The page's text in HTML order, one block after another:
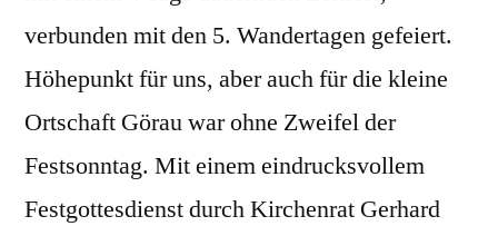
verbunden mit den 5. Wandertagen gefeiert.
Höhepunkt für uns, aber auch für die kleine
Ortschaft Görau war ohne Zweifel der
Festsonntag. Mit einem eindrucksvollem
Festgottesdienst durch Kirchenrat Gerhard